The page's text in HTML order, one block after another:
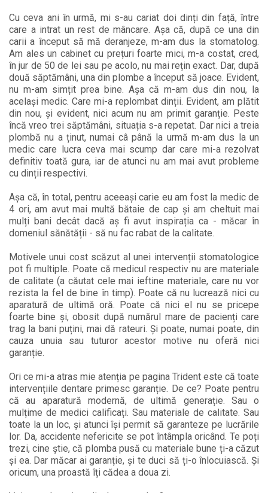
Cu ceva ani în urmă, mi s-au cariat doi dinți din față, între
care a intrat un rest de mâncare. Așa că, după ce una din
carii a început să mă deranjeze, m-am dus la stomatolog.
Am ales un cabinet cu prețuri foarte mici, m-a costat, cred,
în jur de 50 de lei sau pe acolo, nu mai rețin exact. Dar, după
două săptămâni, una din plombe a început să joace. Evident,
nu m-am simțit prea bine. Așa că m-am dus din nou, la
același medic. Care mi-a replombat dinții. Evident, am plătit
din nou, și evident, nici acum nu am primit garanție. Peste
încă vreo trei săptămâni, situația s-a repetat. Dar nici a treia
plombă nu a ținut, numai câ până la urmă m-am dus la un
medic care lucra ceva mai scump dar care mi-a rezolvat
definitiv toată gura, iar de atunci nu am mai avut probleme
cu dinții respectivi.
Așa că, în total, pentru aceeași carie eu am fost la medic de
4 ori, am avut mai multă bătaie de cap și am cheltuit mai
mulți bani decât dacă aș fi avut inspirația ca - măcar în
domeniul sănătății - să nu fac rabat de la calitate.
Motivele unui cost scăzut al unei intervenții stomatologice
pot fi multiple. Poate că medicul respectiv nu are materiale
de calitate (a căutat cele mai ieftine materiale, care nu vor
rezista la fel de bine în timp). Poate că nu lucrează nici cu
aparatură de ultimă oră. Poate că nici el nu se pricepe
foarte bine și, obosit după numărul mare de pacienți care
trag la bani puțini, mai dă rateuri. Și poate, numai poate, din
cauza unuia sau tuturor acestor motive nu oferă nici
garanție.
Ori ce mi-a atras mie atenția pe pagina Trident este că toate
intervențiile dentare primesc garanție. De ce? Poate pentru
că au aparatură modernă, de ultimă generație. Sau o
mulțime de medici calificați. Sau materiale de calitate. Sau
toate la un loc, și atunci își permit să garanteze pe lucrările
lor. Da, accidente nefericite se pot întâmpla oricând. Te poți
trezi, cine știe, că plomba pusă cu materiale bune ți-a căzut
și ea. Dar măcar ai garanție, și te duci să ți-o înlocuiască. Și
oricum, una proastă îți cădea a doua zi.